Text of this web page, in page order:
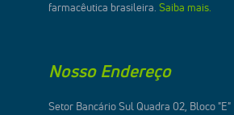
farmacêutica brasileira. Saiba mais.
Nosso Endereço
Setor Bancário Sul Quadra 02, Bloco "E"